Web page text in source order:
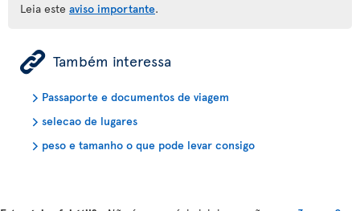
Leia este aviso importante.
ÿ Também interessa
Passaporte e documentos de viagem
selecao de lugares
peso e tamanho o que pode levar consigo